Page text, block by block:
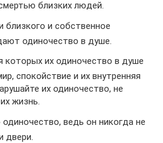
близких людей.
близкого и собственное
одиночество в душе.
которых их одиночество в душе
спокойствие и их внутренняя
их одиночество, не
жизнь.
ведь он никогда не
двери.